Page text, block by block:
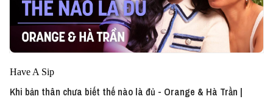
Have A Sip
Khi bản thân chưa biết thế nào là đủ - Orange & Hà Trần |